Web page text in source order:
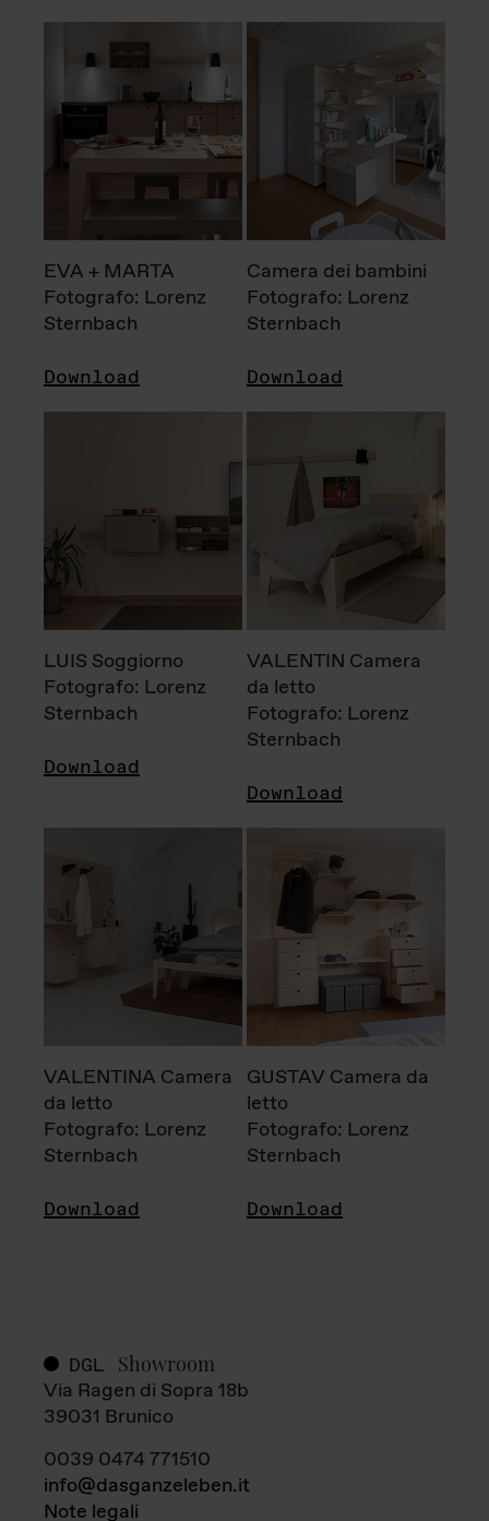
EVA + MARTA
Fotografo: Lorenz
Sternbach
Download
Camera dei bambini
Fotografo: Lorenz
Sternbach
Download
LUIS Soggiorno
Fotografo: Lorenz
Sternbach
Download
VALENTIN Camera
da letto
Fotografo: Lorenz
Sternbach
Download
VALENTINA Camera
da letto
Fotografo: Lorenz
Sternbach
Download
GUSTAV Camera da
letto
Fotografo: Lorenz
Sternbach
Download
DGL Showroom
Via Ragen di Sopra 18b
39031 Brunico
0039 0474 771510
info@dasganzeleben.it
Note legali